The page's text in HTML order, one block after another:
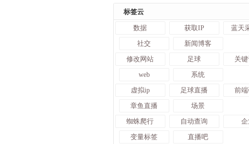
标签云
数据 获取IP 蓝天
社交 新闻博客
修改网站 足球 关
web 系统
虚拟ip 足球直播 前
章鱼直播 场景
蜘蛛爬行 自动查询
变量标签 直播吧